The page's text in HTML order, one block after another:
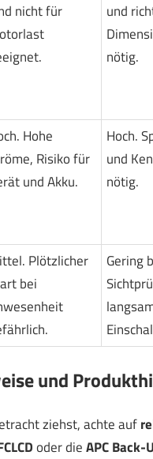
nicht für
und
nötig.
Hohe
Risiko für
und Akku.
Hoch.
und
nötig.
Plötzlicher
bei
Gering
und
ziehst, achte auf
oder dieAPC Back-